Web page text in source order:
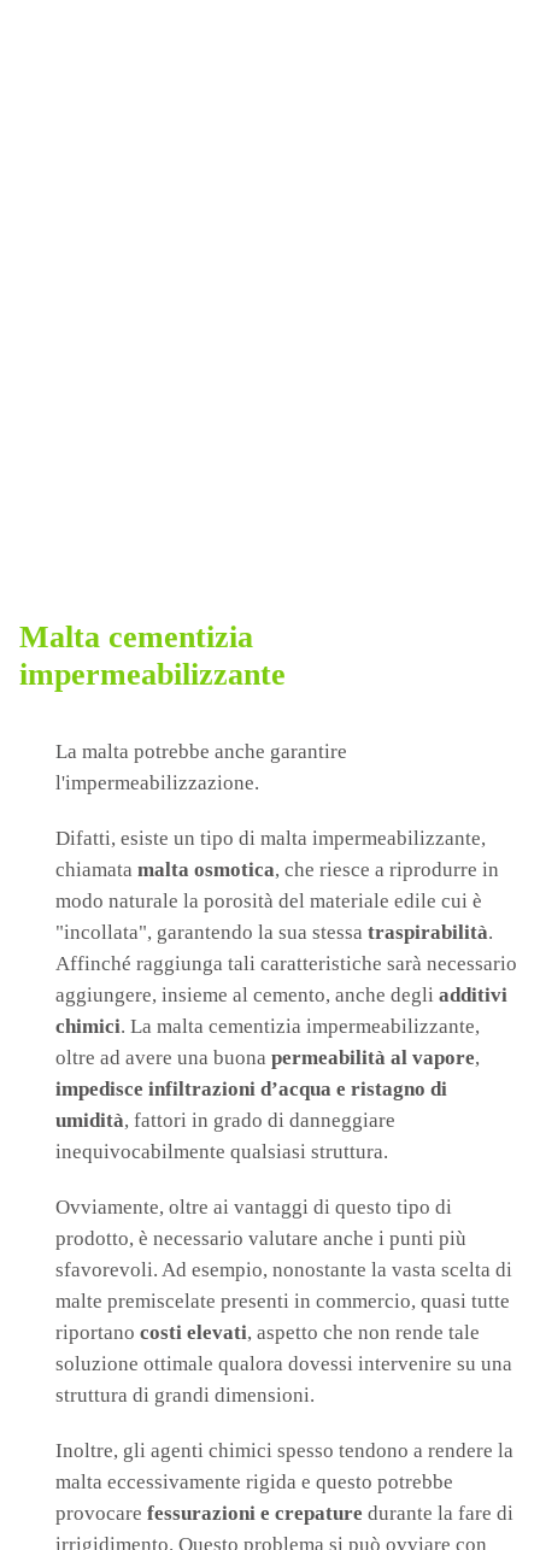
Malta cementizia
impermeabilizzante
La malta potrebbe anche garantire
l'impermeabilizzazione.
Difatti, esiste un tipo di malta impermeabilizzante,
chiamata malta osmotica, che riesce a riprodurre in
modo naturale la porosità del materiale edile cui è
"incollata", garantendo la sua stessa traspirabilità.
Affinché raggiunga tali caratteristiche sarà necessario
aggiungere, insieme al cemento, anche degli additivi
chimici. La malta cementizia impermeabilizzante,
oltre ad avere una buona permeabilità al vapore,
impedisce infiltrazioni d’acqua e ristagno di
umidità, fattori in grado di danneggiare
inequivocabilmente qualsiasi struttura.
Ovviamente, oltre ai vantaggi di questo tipo di
prodotto, è necessario valutare anche i punti più
sfavorevoli. Ad esempio, nonostante la vasta scelta di
malte premiscelate presenti in commercio, quasi tutte
riportano costi elevati, aspetto che non rende tale
soluzione ottimale qualora dovessi intervenire su una
struttura di grandi dimensioni.
Inoltre, gli agenti chimici spesso tendono a rendere la
malta eccessivamente rigida e questo potrebbe
provocare fessurazioni e crepature durante la fare di
irrigidimento. Questo problema si può ovviare con